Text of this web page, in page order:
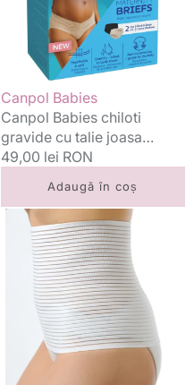
talie
joasa
MumFIT
buc
L
Vânzător:
Canpol Babies
Canpol Babies chiloti
gravide cu talie joasa
MumFIT 2 buc L
Preț
49,00 lei RON
Adaugă în coș
Baby
centura
postnatala
marimea